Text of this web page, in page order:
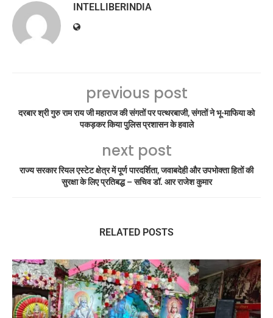
INTELLIBERINDIA
previous post
दरबार श्री गुरु राम राय जी महाराज की संगतों पर पत्थरबाजी, संगतों ने भू-माफिया को
पकड़कर किया पुलिस प्रशासन के हवाले
next post
राज्य सरकार रियल एस्टेट क्षेत्र में पूर्ण पारदर्शिता, जवाबदेही और उपभोक्ता हितों की
सुरक्षा के लिए प्रतिबद्ध – सचिव डॉ. आर राजेश कुमार
RELATED POSTS